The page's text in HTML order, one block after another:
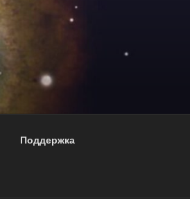
Поддержка